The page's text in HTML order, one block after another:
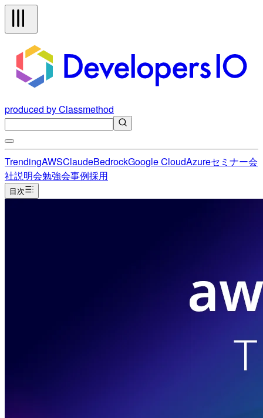
produced by Classmethod
TrendingAWSClaudeBedrockGoogle CloudAzureセミナー会
社説明会勉強会事例採用
目次